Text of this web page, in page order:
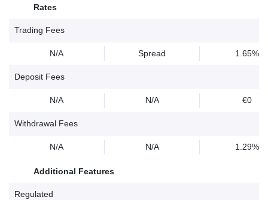
Rates
Trading Fees
N/A Spread 1.65%
Deposit Fees
N/A N/A €0
Withdrawal Fees
N/A N/A 1.29%
Additional Features
Regulated